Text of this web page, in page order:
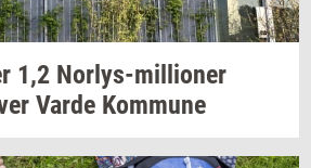
1,2 Norlys-​millioner
Varde Kom­mu­ne